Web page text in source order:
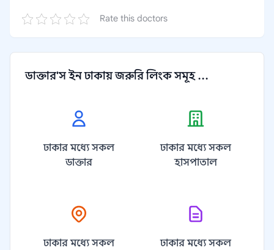
Rate this doctors
ডাক্তার'স ইন ঢাকায় জরুরি লিংক সমূহ ...
ঢাকার মধ্যে সকল
ডাক্তার
ঢাকার মধ্যে সকল
হাসপাতাল
ঢাকার মধ্যে সকল
ঢাকার মধ্যে সকল